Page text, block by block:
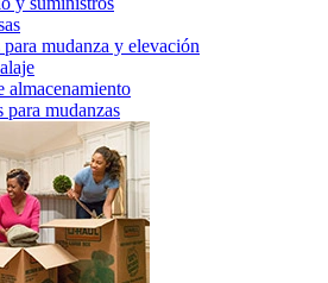
mudanza y elevación
almacenamiento
mudanzas